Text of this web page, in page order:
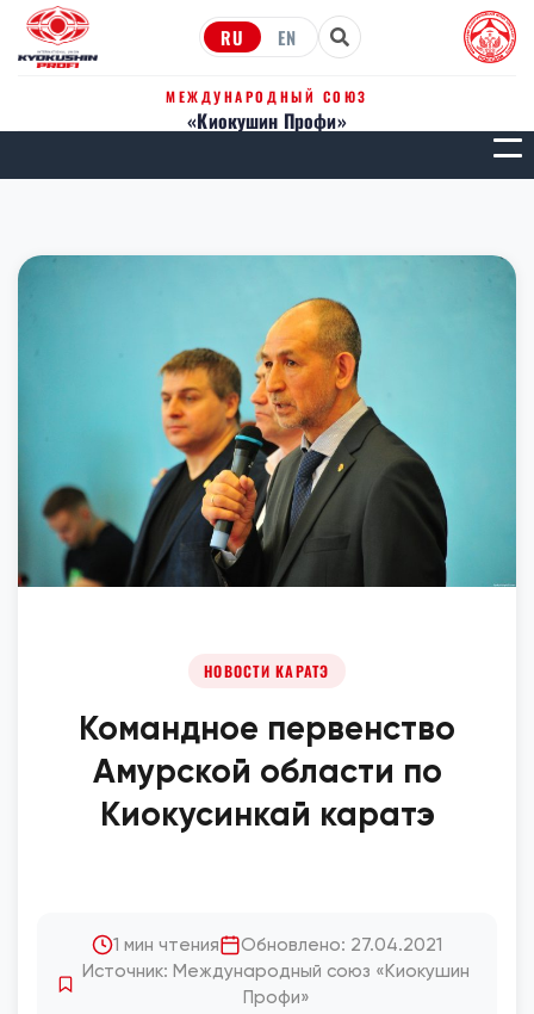
RU EN
МЕЖДУНАРОДНЫЙ СОЮЗ
«Киокушин Профи»
НОВОСТИ КАРАТЭ
Командное первенство
Амурской области по
Киокусинкай каратэ
1 мин чтения
Обновлено: 27.04.2021
Источник: Международный союз «Киокушин
Профи»